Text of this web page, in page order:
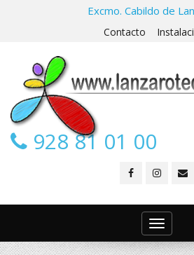
Excmo. Cabildo de
Contacto
928 81 01 00
Toggle